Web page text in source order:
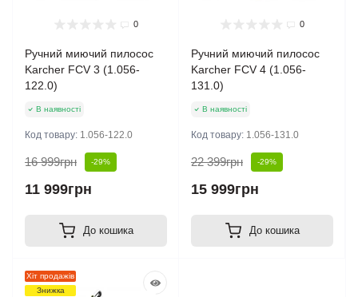
0
Ручний миючий пилосос
Karcher FCV 3 (1.056-
122.0)
В наявності
Код товару: 1.056-122.0
16 999грн -29%
11 999грн
До кошика
0
Ручний миючий пилосос
Karcher FCV 4 (1.056-
131.0)
В наявності
Код товару: 1.056-131.0
22 399грн -29%
15 999грн
До кошика
Хіт продажів
Знижка